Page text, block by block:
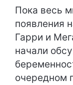
Пока весь
появления
Гарри и
начали
очередном